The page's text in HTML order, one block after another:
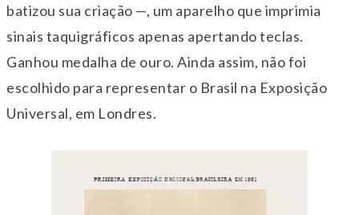
batizou sua criação —, um aparelho que imprimia
sinais taquigráficos apenas apertando teclas.
Ganhou medalha de ouro. Ainda assim, não foi
escolhido para representar o Brasil na Exposição
Universal, em Londres.